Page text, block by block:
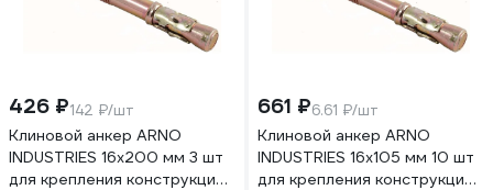
426 ₽142 ₽/шт
Клиновой анкер ARNO
INDUSTRIES 16х200 мм 3 шт
для крепления конструкций
661 ₽6.61 ₽/шт
Клиновой анкер ARNO
INDUSTRIES 16х105 мм 10 шт
для крепления конструкций